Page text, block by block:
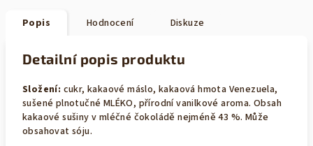
Popis Hodnocení Diskuze
Detailní popis produktu
Složení: cukr, kakaové máslo, kakaová hmota Venezuela,
sušené plnotučné MLÉKO, přírodní vanilkové aroma. Obsah
kakaové sušiny v mléčné čokoládě nejméně 43 %. Může
obsahovat sóju.